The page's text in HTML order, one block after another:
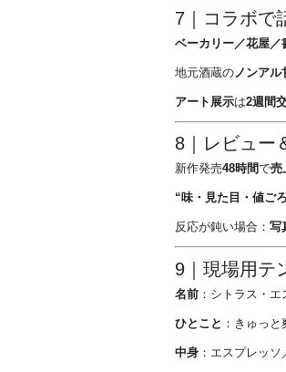
7｜コラボで
ベーカリー／花屋／
地元酒蔵の ノンアル
アート展示は2週間
8｜レビュー
新作発売48時間で売
“味・見た目・値ご
反応が鈍い場合： 写
9｜現場用テ
名前 ：シトラス・
ひとこと ：きゅっと
中身 ：エスプレッ